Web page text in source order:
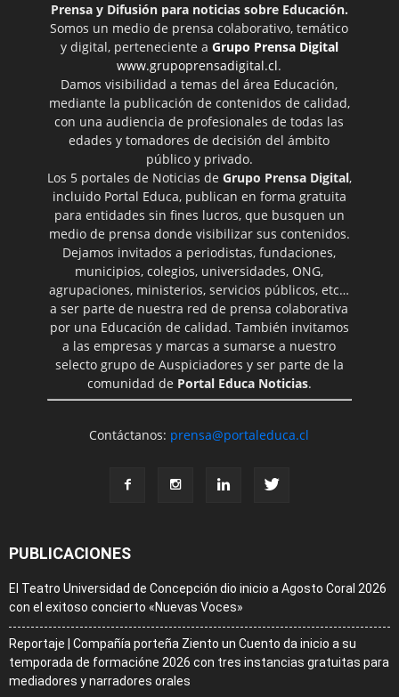
Prensa y Difusión para noticias sobre Educación.
Somos un medio de prensa colaborativo, temático
y digital, perteneciente a Grupo Prensa Digital
www.grupoprensadigital.cl.
Damos visibilidad a temas del área Educación,
mediante la publicación de contenidos de calidad,
con una audiencia de profesionales de todas las
edades y tomadores de decisión del ámbito
público y privado.
Los 5 portales de Noticias de Grupo Prensa Digital,
incluido Portal Educa, publican en forma gratuita
para entidades sin fines lucros, que busquen un
medio de prensa donde visibilizar sus contenidos.
Dejamos invitados a periodistas, fundaciones,
municipios, colegios, universidades, ONG,
agrupaciones, ministerios, servicios públicos, etc…
a ser parte de nuestra red de prensa colaborativa
por una Educación de calidad. También invitamos
a las empresas y marcas a sumarse a nuestro
selecto grupo de Auspiciadores y ser parte de la
comunidad de Portal Educa Noticias.
Contáctanos: prensa@portaleduca.cl
PUBLICACIONES
El Teatro Universidad de Concepción dio inicio a Agosto Coral 2026
con el exitoso concierto «Nuevas Voces»
Reportaje | Compañía porteña Ziento un Cuento da inicio a su
temporada de formacióne 2026 con tres instancias gratuitas para
mediadores y narradores orales